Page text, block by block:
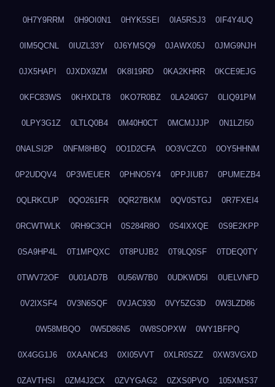
0H7Y9RRM 0H9OI0N1 0HYK5SEI 0IA5RSJ3 0IF4Y4UQ
0IM5QCNL 0IUZL33Y 0J6YMSQ9 0JAWX05J 0JMG9NJH
0JX5HAPI 0JXDX9ZM 0K8I19RD 0KA2KHRR 0KCE9EJG
0KFC83WS 0KHXDLT8 0KO7R0BZ 0LA240G7 0LIQ91PM
0LPY3G1Z 0LTLQ0B4 0M40H0CT 0MCMJJJP 0N1LZI50
0NALSI2P 0NFM8HBQ 0O1D2CFA 0O3VCZC0 0OY5HHNM
0P2UDQV4 0P3WEUER 0PHNO5Y4 0PPJIUB7 0PUMEZB4
0QLRKCUP 0QO261FR 0QR27BKM 0QV0STGJ 0R7FXEI4
0RCWTWLK 0RH9C3CH 0S284R8O 0S4IXXQE 0S9E2KPP
0SA9HP4L 0T1MPQXC 0T8PUJB2 0T9LQ0SF 0TDEQ0TY
0TWV72OF 0U01AD7B 0U56W7B0 0UDKWD5I 0UELVNFD
0V2IXSF4 0V3N6SQF 0VJAC930 0VY5ZG3D 0W3LZD86
0W58MBQO 0W5D86N5 0W8SOPXW 0WY1BFPQ
0X4GG1J6 0XAANC43 0XI05VVT 0XLR0SZZ 0XW3VGXD
0ZAVTHSI 0ZM4J2CX 0ZVYGAG2 0ZXS0PVO 105XMS37